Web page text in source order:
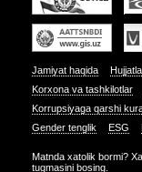
Jamiyat haqida
Korxona va tashkilotlar
Korrupsiyaga qarshi
Gender tenglik
ESG
Matnda xatolik bormi?
tugmasini bosing.